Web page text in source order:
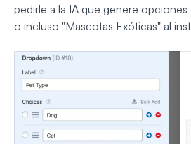
pedirle a la IA que genere
o incluso "Mascotas Exóticas" al